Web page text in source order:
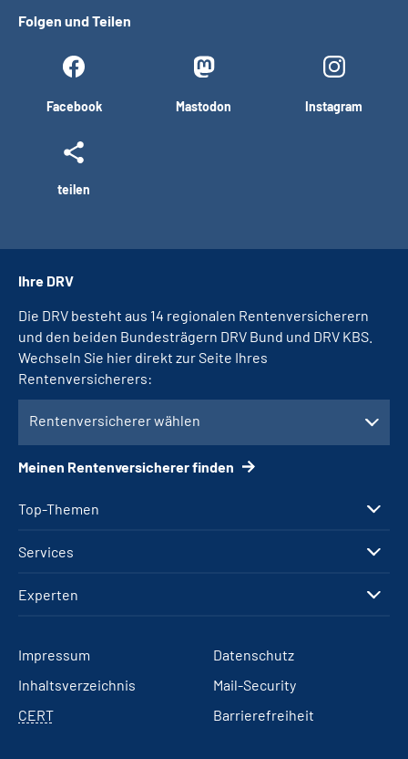
Folgen und Teilen
Facebook Mastodon Instagram
teilen
Top-Themen
Services
Experten
Ihre DRV
Die DRV besteht aus 14 regionalen Rentenversicherern
und den beiden Bundesträgern DRV Bund und DRV KBS.
Wechseln Sie hier direkt zur Seite Ihres
Rentenversicherers:
Rentenversicherer wählen
Meinen Rentenversicherer finden
Impressum
Datenschutz
Inhaltsverzeichnis
Mail-Security
CERT
Barrierefreiheit